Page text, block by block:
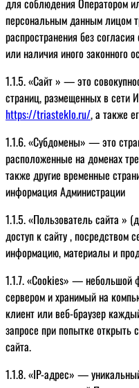
для соблюдения Оператором
персональным данным лицом
распространения без
или наличия иного законного
1.1.5. «Сайт » — это
страниц, размещенных в сети
https://triasteklo.ru/, а также
1.1.6. «Субдомены» — это
расположенные на доменах
также другие временные
информация Администрации
1.1.5. «Пользователь сайта »
доступ к сайту , посредством
информацию, материалы и
1.1.7. «Cookies» — небольшой
сервером и хранимый на
клиент или веб-браузер
запросе при попытке открыть
сайта.
1.1.8. «IP-адрес» —